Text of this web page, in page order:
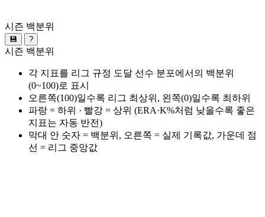
시즌 백분위
💾 ?
시즌 백분위
각 지표를 리그 규정 도달 선수 분포에서의 백분위
(0~100)로 표시
오른쪽(100)일수록 리그 최상위, 왼쪽(0)일수록 최하위
파랑 = 하위 · 빨강 = 상위 (ERA·K%처럼 낮을수록 좋은
지표는 자동 반전)
막대 안 숫자 = 백분위, 오른쪽 = 실제 기록값, 가운데 점
선 = 리그 중앙값